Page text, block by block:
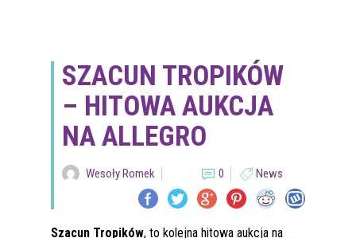
SZACUN TROPIKÓW
– HITOWA AUKCJA
NA ALLEGRO
Wesoły Romek 0 News
Szacun Tropików, to kolejna hitowa aukcja na